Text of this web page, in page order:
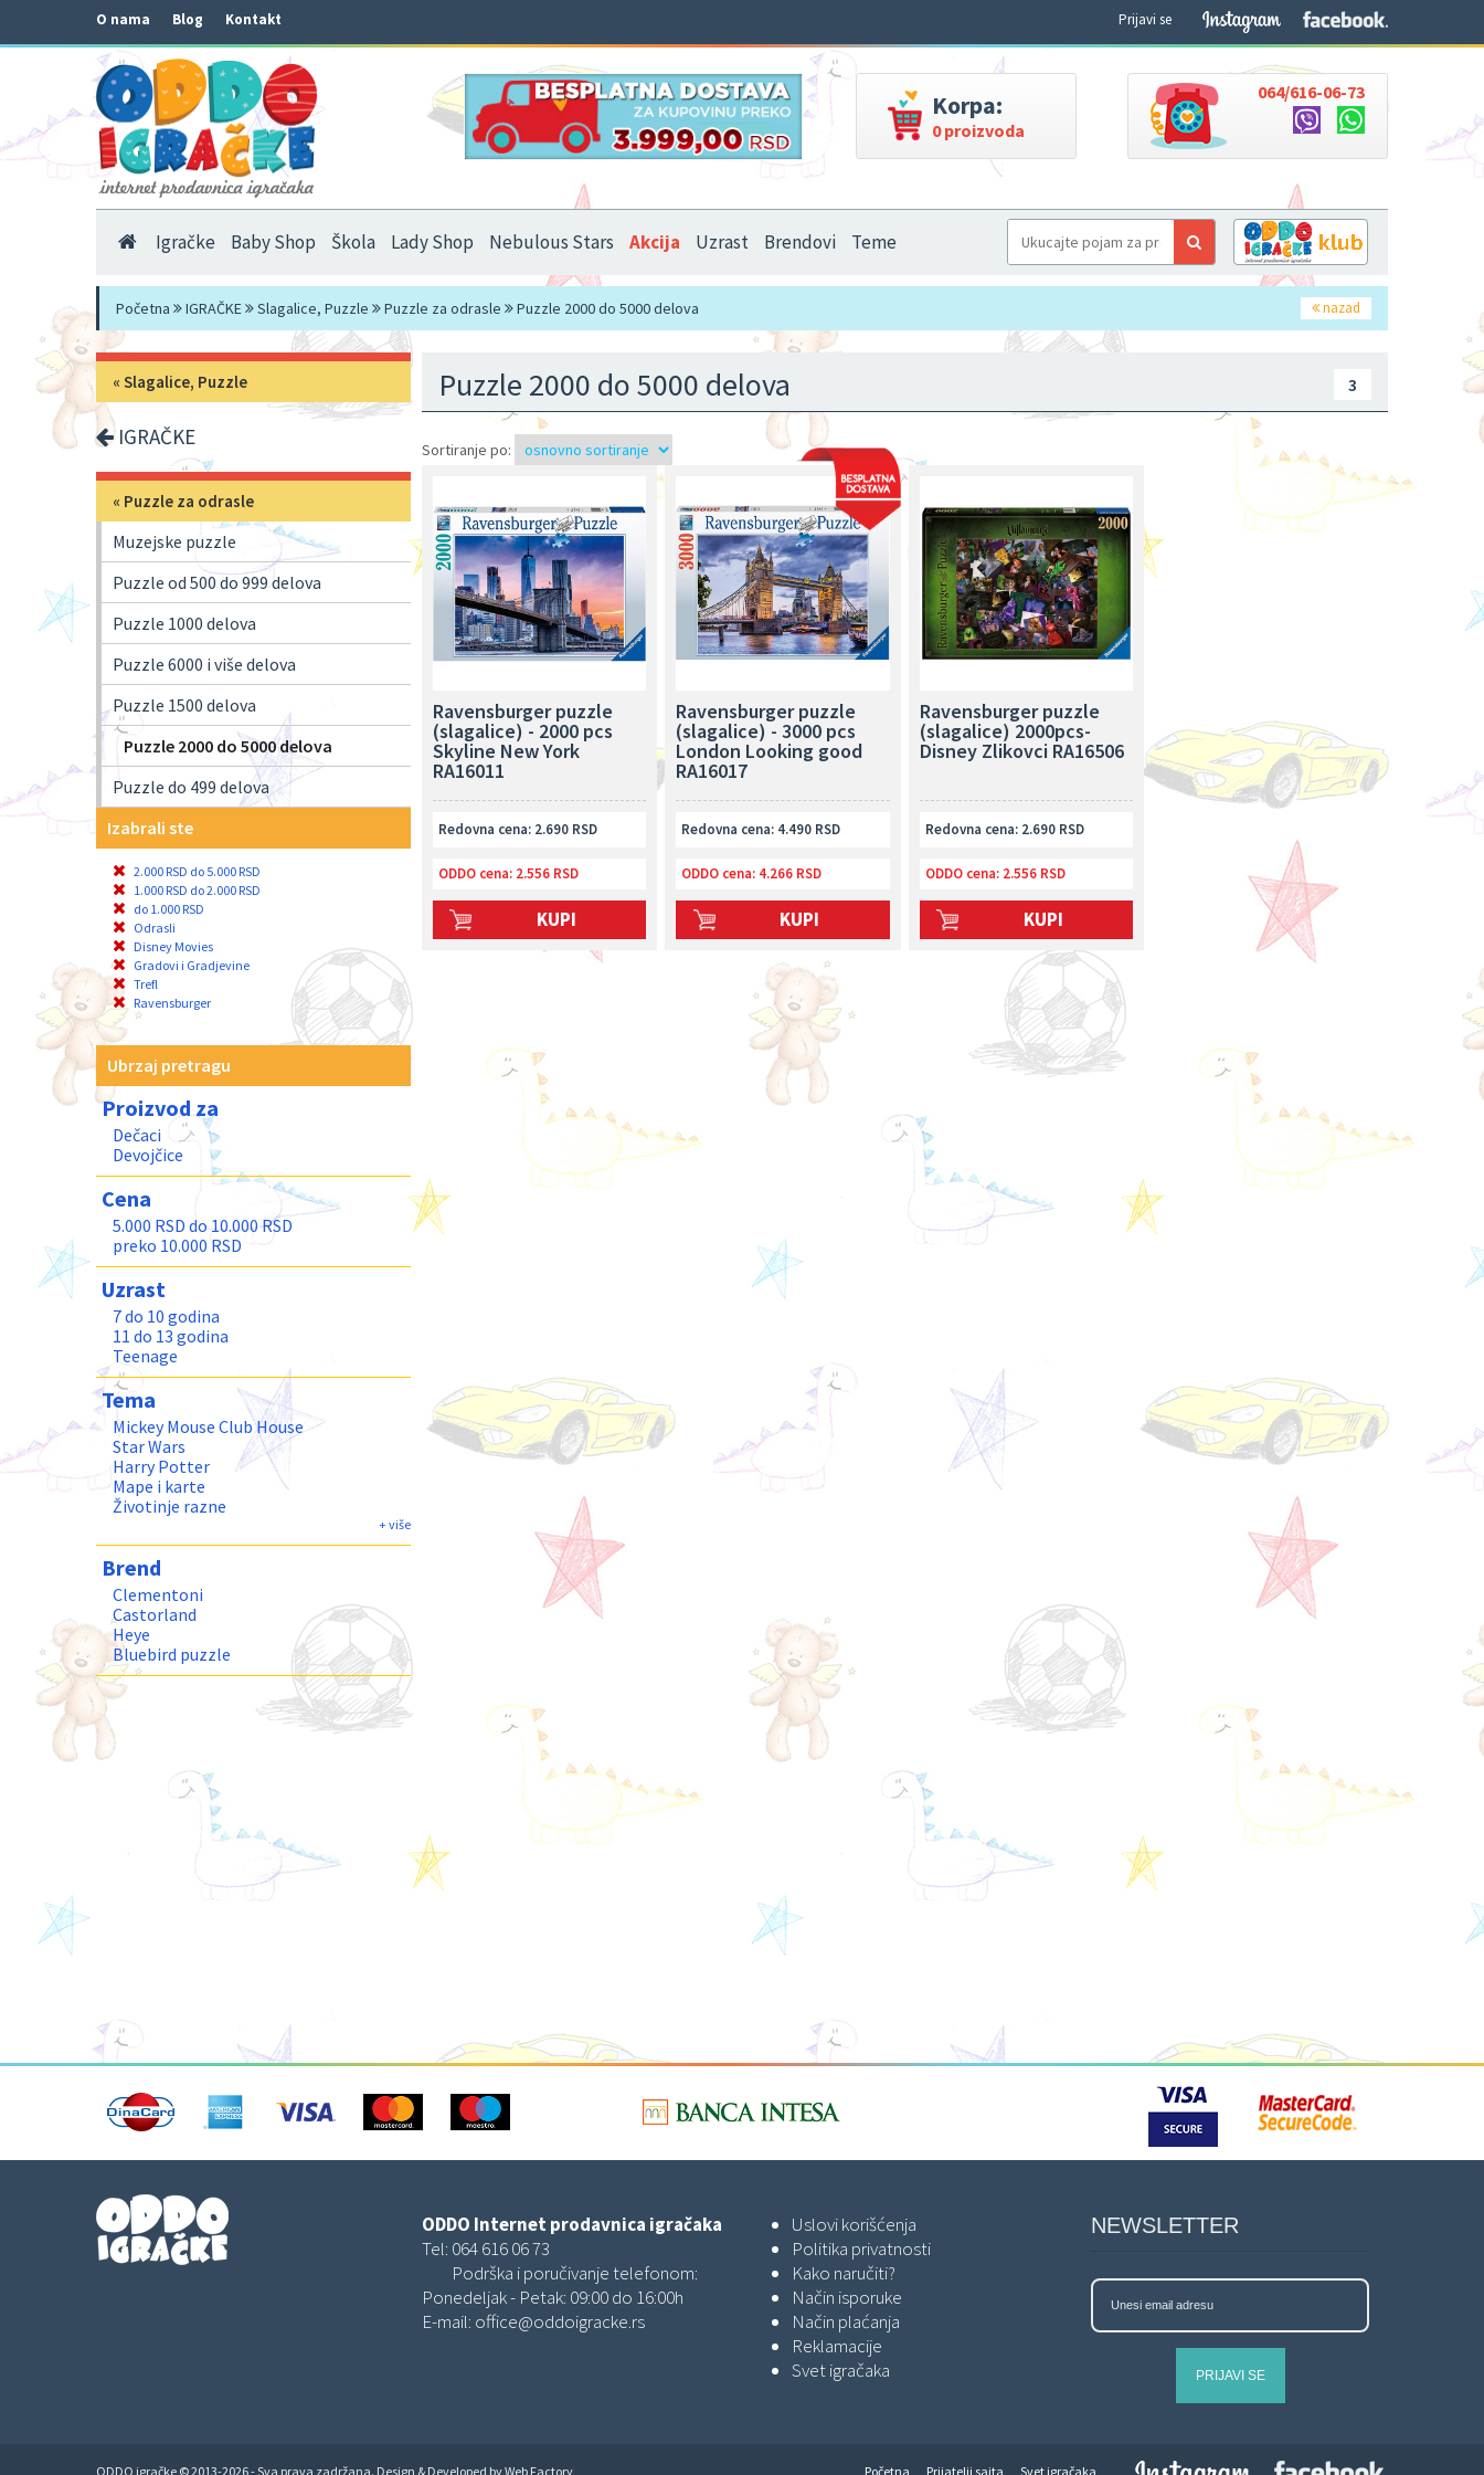
O nama Blog Kontakt Prijavi se
Korpa:
0 proizvoda
064/616-06-73
Igračke Baby Shop Škola Lady Shop Nebulous Stars Akcija Uzrast Brendovi Teme
Početna IGRAČKE Slagalice, Puzzle Puzzle za odrasle Puzzle 2000 do 5000 delova nazad
« Slagalice, Puzzle
IGRAČKE
« Puzzle za odrasle
Muzejske puzzle
Puzzle od 500 do 999 delova
Puzzle 1000 delova
Puzzle 6000 i više delova
Puzzle 1500 delova
Puzzle 2000 do 5000 delova
Puzzle do 499 delova
Izabrali ste
2.000 RSD do 5.000 RSD
1.000 RSD do 2.000 RSD
do 1.000 RSD
Odrasli
Disney Movies
Gradovi i Gradjevine
Trefl
Ravensburger
Ubrzaj pretragu
Proizvod za
Dečaci
Devojčice
Cena
5.000 RSD do 10.000 RSD
preko 10.000 RSD
Uzrast
7 do 10 godina
11 do 13 godina
Teenage
Tema
Mickey Mouse Club House
Star Wars
Harry Potter
Mape i karte
Životinje razne
Fantastika
Priroda i Pejzaži
+ više
Brend
Clementoni
Castorland
Heye
Bluebird puzzle
Puzzle 2000 do 5000 delova 3
Sortiranje po:
Ravensburger puzzle
(slagalice) - 2000 pcs
Skyline New York
RA16011
Redovna cena: 2.690 RSD
ODDO cena:2.556 RSD
KUPI
Ravensburger puzzle
(slagalice) - 3000 pcs
London Looking good
RA16017
Redovna cena: 4.490 RSD
ODDO cena: 4.266 RSD
KUPI
Ravensburger puzzle
(slagalice) 2000pcs-
Disney Zlikovci RA16506
Redovna cena: 2.690 RSD
ODDO cena:2.556 RSD
KUPI
ODDO Internet prodavnica igračaka
Tel: 064 616 06 73
Podrška i poručivanje telefonom:
Ponedeljak - Petak: 09:00 do 16:00h
E-mail: office@oddoigracke.rs
Uslovi korišćenja
Politika privatnosti
Kako naručiti?
Način isporuke
Način plaćanja
Reklamacije
Svet igračaka
NEWSLETTER
PRIJAVI SE
ODDO igračke © 2013-2026 - Sva prava zadržana. Design & Developed byWeb Factory Početna Prijatelji sajta Svet igračaka